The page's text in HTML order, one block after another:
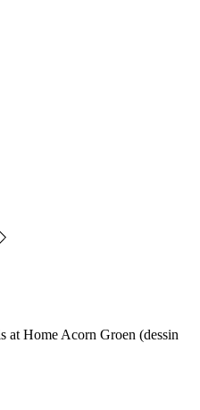
at Home Acorn Groen (dessin